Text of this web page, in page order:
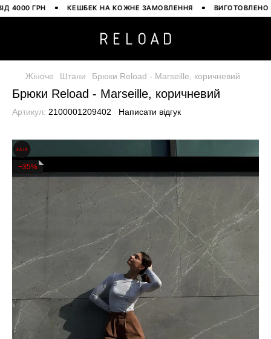
ГРН КЕШБЕК НА КОЖНЕ ЗАМОВЛЕННЯ ВИГОТОВЛЕНО В
Жіноче Штани Брюки Reload - Marseille, коричневий
Брюки Reload - Marseille, коричневий
Артикул: 2100001209402 Написати відгук
−35%